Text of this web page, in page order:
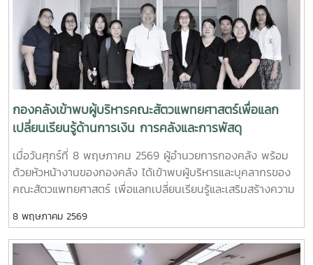
และคำนวณต้นทุนผลผลิตได้อย่างถูกต้องตามหลักเกณฑ์และ
มาตรฐานที่กำหนด ตลอดจนสามารถนำข้อมูลที่ได้ไปใช้ในการ
วางแผน การบริหารจัดการ และการตัดสินใจเชิงนโยบายได้อย่างมี
ประสิทธิภาพ อันจะส่งผลต่อการพัฒนาระบบการบริหารจัดการ
ด้านการเงินของมหาวิทยาลัยให้มีความโปร่งใส ตรวจสอบได้ และ
เกิดประโยชน์สูงสุดต่อองค์กรต่อไป
Design) และการบูรณาการข้อมูลระหว่างหน่วยงานภายใน
มหาวิทยาลัย ความร่วมมือในครั้งนี้นับเป็นก้าวสำคัญในการยก
ระดับการบริหารจัดการข้อมูลของมหาวิทยาลัยแม่โจ้ โดยมุ่งพัฒนา
ระบบสารสนเทศที่มีประสิทธิภาพ เชื่อมโยงข้อมูลอย่างเป็นเอกภาพ
และสนับสนุนการดำเนินงานตามภารกิจของมหาวิทยาลัยได้อย่างมี
ประสิทธิผลในอนาคต
กองคลังเข้าพบผู้บริหารคณะสัตวแพทยศาสตร์เพื่อแลก
เปลี่ยนเรียนรู้ด้านการเงิน การคลังและการพัสดุ
เมื่อวันศุกร์ที่ 8 พฤษภาคม 2569 ผู้อำนวยการกองคลัง พร้อม
ด้วยหัวหน้างานของกองคลัง ได้เข้าพบผู้บริหารและบุคลากรของ
คณะสัตวแพทยศาสตร์ เพื่อแลกเปลี่ยนเรียนรู้และเสริมสร้างความ
งานต่าง ๆ เป็นกิจกรรมภายใต้โครงการกองคลังสัญจร ปี 2569
เพื่อส่งเสริมการแลกเปลี่ยนเรียนรู้และพัฒนาความเข้าใจด้านการ
เงิน การคลัง และการพัสดุแก่ผู้บริหารและผู้ปฏิบัติงานที่เกี่ยวข้อง
8 พฤษภาคม 2569